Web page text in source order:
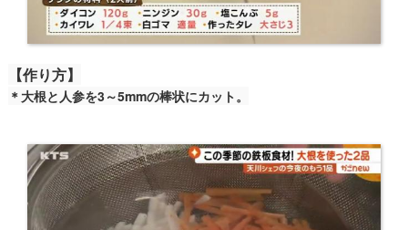
【作り方】
＊大根と人参を3～5mmの棒状にカット。